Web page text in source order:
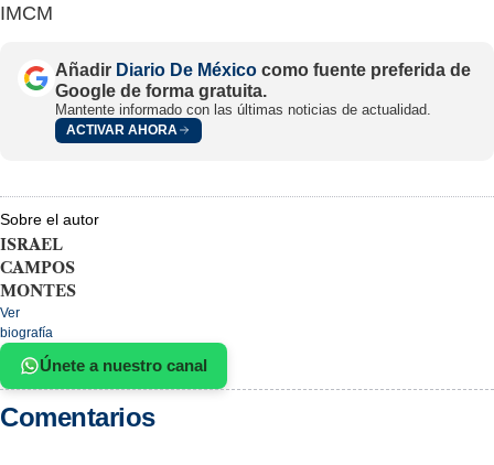
IMCM
Añadir Diario De México como fuente preferida de
Google de forma gratuita.
Mantente informado con las últimas noticias de actualidad.
ACTIVAR AHORA
Sobre el autor
ISRAEL
CAMPOS
MONTES
Ver
biografía
Únete a nuestro canal
Comentarios